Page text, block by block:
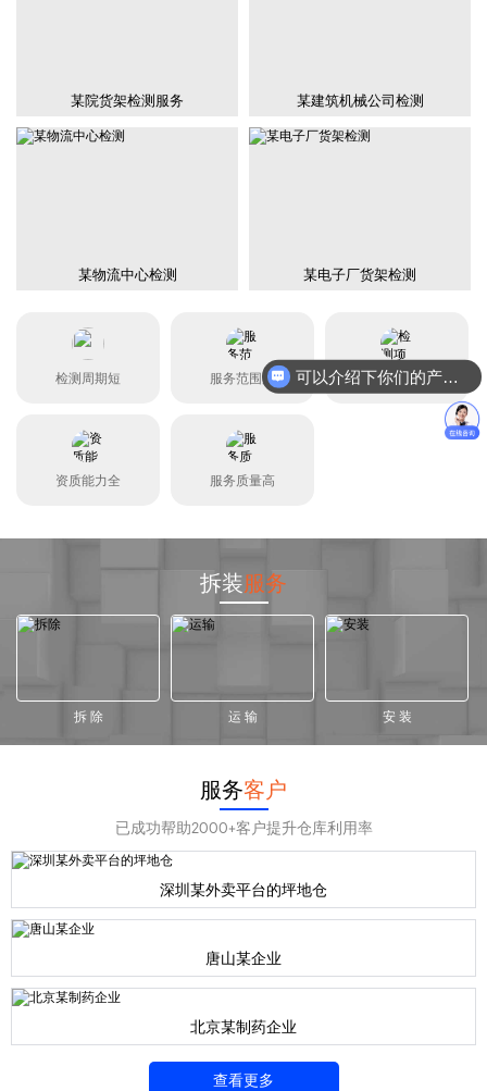
某院货架检测服务 某建筑机械公司检测
某物流中心检测 某电子厂货架检测
检测周期短 服务范围广 检测项目全
资质能力全 服务质量高
拆装服务
拆 除 运 输 安 装
服务客户
已成功帮助2000+客户提升仓库利用率
深圳某外卖平台的坪地仓
唐山某企业
北京某制药企业
查看更多
可以介绍下你们的产品么？